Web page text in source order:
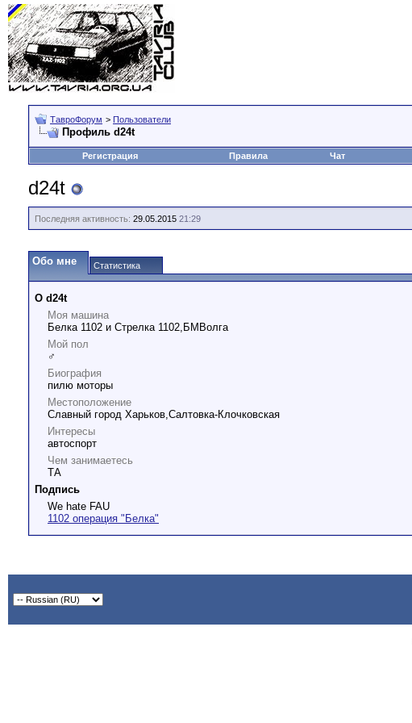
ТавроФорум > Пользователи
Профиль d24t
Регистрация Правила Чат
d24t
Последняя активность: 29.05.2015 21:29
Обо мне Статистика
О d24t
Моя машина
Белка 1102 и Стрелка 1102,БМВолга
Мой пол
♂
Биография
пилю моторы
Местоположение
Славный город Харьков,Салтовка-Клочковская
Интересы
автоспорт
Чем занимаетесь
ТА
Подпись
We hate FAU
1102 операция "Белка"